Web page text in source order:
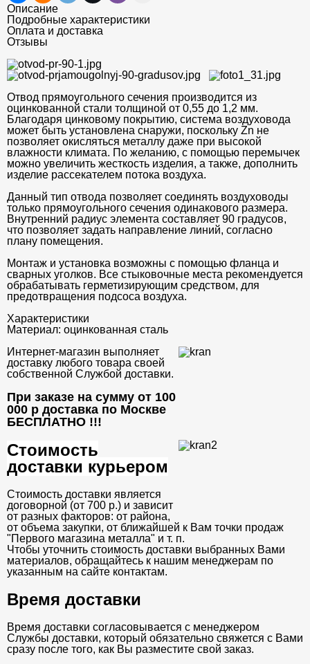
Описание
Подробные характеристики
Оплата и доставка
Отзывы
Отвод прямоугольного сечения производится из
оцинкованной стали толщиной от 0,55 до 1,2 мм.
Благодаря цинковому покрытию, система воздуховода
может быть установлена снаружи, поскольку Zn не
позволяет окисляться металлу даже при высокой
влажности климата. По желанию, с помощью перемычек
можно увеличить жесткость изделия, а также, дополнить
изделие рассекателем потока воздуха.
Данный тип отвода позволяет соединять воздуховоды
только прямоугольного сечения одинакового размера.
Внутренний радиус элемента составляет 90 градусов,
что позволяет задать направление линий, согласно
плану помещения.
Монтаж и установка возможны с помощью фланца и
сварных уголков. Все стыковочные места рекомендуется
обрабатывать герметизирующим средством, для
предотвращения подсоса воздуха.
Характеристики
Материал: оцинкованная сталь
Интернет-магазин выполняет
доставку любого товара своей
собственной Службой доставки.
При заказе на сумму от 100
000 р доставка по Москве
БЕСПЛАТНО !!!
Стоимость
доставки курьером
Стоимость доставки является
договорной (от 700 р.) и зависит
от разных факторов: от района,
от объема закупки, от ближайшей к Вам точки продаж
"Первого магазина металла" и т. п.
Чтобы уточнить стоимость доставки выбранных Вами
материалов, обращайтесь к нашим менеджерам по
указанным на сайте контактам.
Время доставки
Время доставки согласовывается с менеджером
Службы доставки, который обязательно свяжется с Вами
сразу после того, как Вы разместите свой заказ.